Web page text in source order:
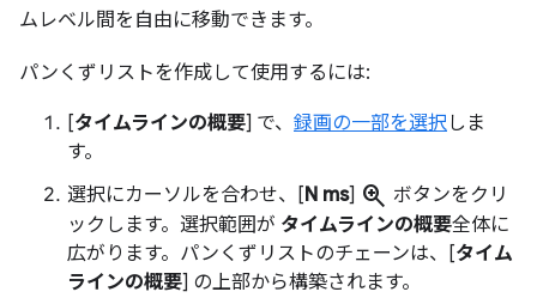
ムレベル間を自由に移動できます。
パンくずリストを作成して使用するには:
[タイムラインの概要] で、 録画の一部を選択しま
す。
選択にカーソルを合わせ、[N ms] zoom_in ボタンをクリ
ックします。選択範囲が タイムラインの概要全体に
広がります。パンくずリストのチェーンは、[タイム
ラインの概要] の上部から構築されます。